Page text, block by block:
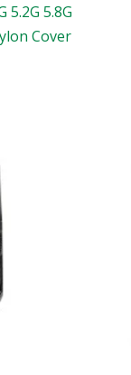
5.2G 5.8G
Cover